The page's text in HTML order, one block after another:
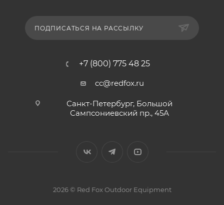
ПОДПИСАТЬСЯ НА РАССЫЛКУ
+7 (800) 775 48 25
cc@redfox.ru
Санкт-Петербург, Большой
Сампсониевский пр., 45А
2026 © Red Fox Outdoor Equipment